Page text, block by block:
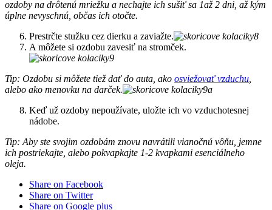
ozdoby na drôtenú mriežku a nechajte ich sušiť sa 1až 2 dni, až kým
úplne nevyschnú, občas ich otočte.
Prestrčte stužku cez dierku a zaviažte.
A môžete si ozdobu zavesiť na stromček.
Tip: Ozdobu si môžete tiež dať do auta, ako osviežovať vzduchu
alebo ako menovku na darček.
Keď už ozdoby nepoužívate, uložte ich vo vzduchotesnej
nádobe.
Tip: Aby ste svojim ozdobám znovu navrátili vianočnú vôňu, jemne
ich postriekajte, alebo pokvapkajte 1-2 kvapkami esenciálneho
oleja.
Share on Facebook
Share on Twitter
Share on Google plus